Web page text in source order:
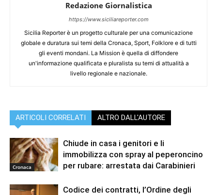
Redazione Giornalistica
https://www.siciliareporter.com
Sicilia Reporter è un progetto culturale per una comunicazione
globale e duratura sui temi della Cronaca, Sport, Folklore e di tutti
gli eventi mondani. La Mission è quella di diffondere
un'informazione qualificata e pluralista su temi di attualità a
livello regionale e nazionale.
ARTICOLI CORRELATI ALTRO DALL'AUTORE
Cronaca
Chiude in casa i genitori e li
immobilizza con spray al peperoncino
per rubare: arrestata dai Carabinieri
Codice dei contratti, l’Ordine degli